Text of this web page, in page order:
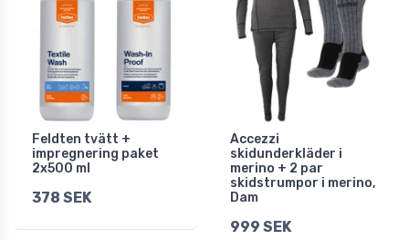
Feldten tvätt +
impregnering paket
2x500 ml
378 SEK
Accezzi
skidunderkläder i
merino + 2 par
skidstrumpor i merino,
Dam
999 SEK